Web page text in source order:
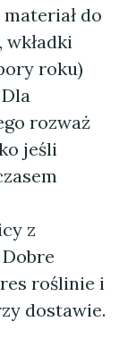
do
roku)
rozważ
jeśli
z
roślinie i
dostawie.